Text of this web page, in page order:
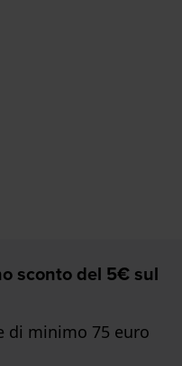
sconto del 5€ sul
di minimo 75 euro